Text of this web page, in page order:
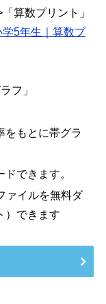
算数プリント」
5年生｜算数プ
フ」
をもとに帯グラ
ドできます。
ァイルを無料ダ
）できます